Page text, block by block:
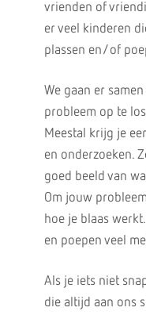
vrienden of
er veel kinderen
plassen en/of
We gaan er
probleem op te
Meestal krijg je
en onderzoeken.
goed beeld van
Om jouw
hoe je blaas
en poepen veel
Als je iets niet
die altijd aan ons